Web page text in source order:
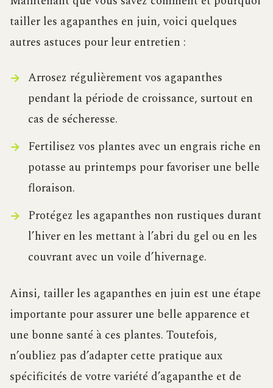
tailler les agapanthes en juin, voici quelques
autres astuces pour leur entretien :
Arrosez régulièrement vos agapanthes
pendant la période de croissance, surtout en
cas de sécheresse.
Fertilisez vos plantes avec un engrais riche en
potasse au printemps pour favoriser une belle
floraison.
Protégez les agapanthes non rustiques durant
l’hiver en les mettant à l’abri du gel ou en les
couvrant avec un voile d’hivernage.
Ainsi, tailler les agapanthes en juin est une étape
importante pour assurer une belle apparence et
une bonne santé à ces plantes. Toutefois,
n’oubliez pas d’adapter cette pratique aux
spécificités de votre variété d’agapanthe et de